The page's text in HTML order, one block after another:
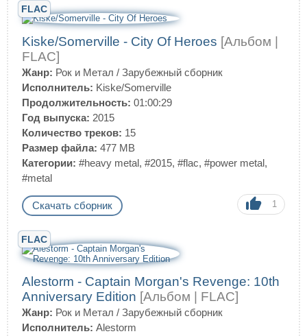
FLAC
Kiske/Somerville - City Of Heroes [Альбом |
FLAC]
Жанр: Рок и Метал / Зарубежный сборник
Исполнитель: Kiske/Somerville
Продолжительность: 01:00:29
Год выпуска: 2015
Количество треков: 15
Размер файла: 477 MB
Категории: #heavy metal, #2015, #flac, #power metal,
#metal
Скачать сборник 1
FLAC
Alestorm - Captain Morgan's Revenge: 10th
Anniversary Edition [Альбом | FLAC]
Жанр: Рок и Метал / Зарубежный сборник
Исполнитель: Alestorm